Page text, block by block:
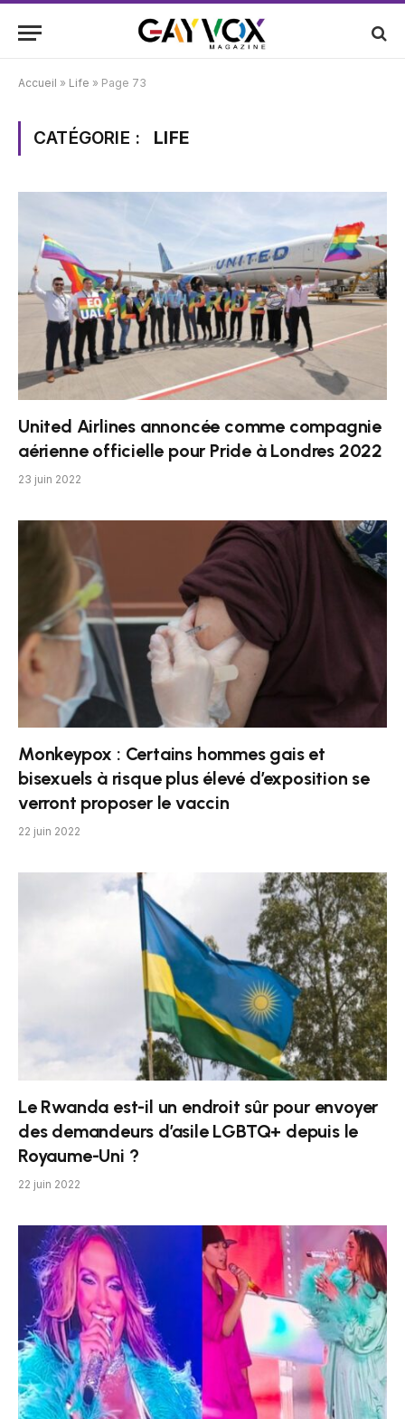
Accueil » Life » Page 73
CATÉGORIE : LIFE
United Airlines annoncée comme compagnie
aérienne officielle pour Pride à Londres 2022
23 juin 2022
Monkeypox : Certains hommes gais et
bisexuels à risque plus élevé d’exposition se
verront proposer le vaccin
22 juin 2022
Le Rwanda est-il un endroit sûr pour envoyer
des demandeurs d’asile LGBTQ+ depuis le
Royaume-Uni ?
22 juin 2022